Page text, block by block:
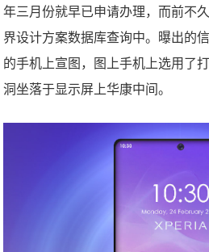
年三月份就早已申请办理，而前不
界设计方案数据库查询中。曝出的
的手机上宣图，图上手机上选用了
洞坐落于显示屏上华康中间。